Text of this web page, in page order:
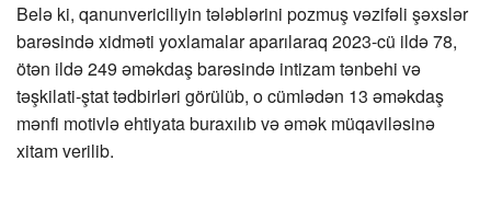
Belə ki, qanunvericiliyin tələblərini pozmuş vəzifəli şəxslər
barəsində xidməti yoxlamalar aparılaraq 2023-cü ildə 78,
ötən ildə 249 əməkdaş barəsində intizam tənbehi və
təşkilati-ştat tədbirləri görülüb, o cümlədən 13 əməkdaş
mənfi motivlə ehtiyata buraxılıb və əmək müqaviləsinə
xitam verilib.